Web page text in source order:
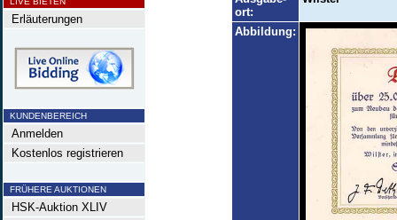
Erläuterungen
KUNDENBEREICH
Anmelden
Kostenlos registrieren
FRÜHERE AUKTIONEN
HSK-Auktion XLIV
ort:
Abbildung: